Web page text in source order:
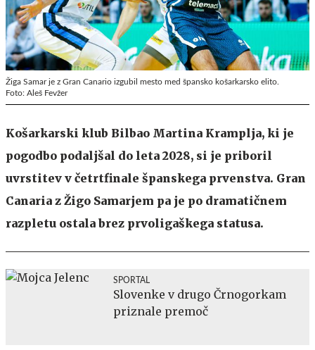
Žiga Samar je z Gran Canario izgubil mesto med špansko košarkarsko elito.
Foto: Aleš Fevžer
Košarkarski klub Bilbao Martina Kramplja, ki je
pogodbo podaljšal do leta 2028, si je priboril
uvrstitev v četrtfinale španskega prvenstva. Gran
Canaria z Žigo Samarjem pa je po dramatičnem
razpletu ostala brez prvoligaškega statusa.
SPORTAL
Slovenke v drugo Črnogorkam
priznale premoč